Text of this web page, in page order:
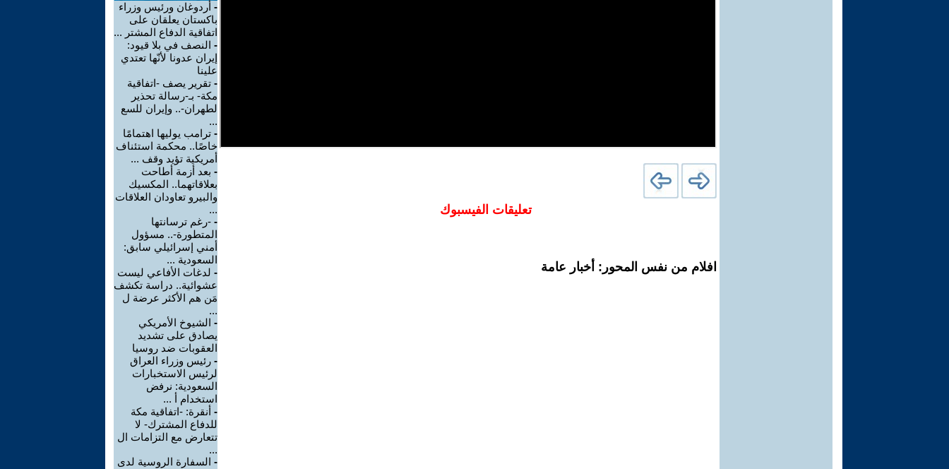
تعليقات الفيسبوك
افلام من نفس المحور: أخبار عامة
- أردوغان ورئيس وزراء
باكستان يعلقان على
اتفاقية الدفاع المشتر ...
- النصف في بلا قيود:
إيران عدونا لأنّها تعتدي
علينا
- تقرير يصف -اتفاقية
مكة- بـ-رسالة تحذير
لطهران-.. وإيران للسع
...
- ترامب يوليها اهتمامًا
خاصًا.. محكمة استئناف
أمريكية تؤيد وقف ...
- بعد أزمة أطاحت
بعلاقاتهما.. المكسيك
والبيرو تعاودان العلاقات
...
- -رغم ترسانتها
المتطورة-.. مسؤول
أمني إسرائيلي سابق:
السعودية ...
- لدغات الأفاعي ليست
عشوائية.. دراسة تكشف
مَن هم الأكثر عرضة ل
...
- الشيوخ الأمريكي
يصادق على تشديد
العقوبات ضد روسيا
- رئيس وزراء العراق
لرئيس الاستخبارات
السعودية: نرفض
استخدام أ ...
- أنقرة: -اتفاقية مكة
للدفاع المشترك- لا
تتعارض مع التزامات ال
...
- السفارة الروسية لدى